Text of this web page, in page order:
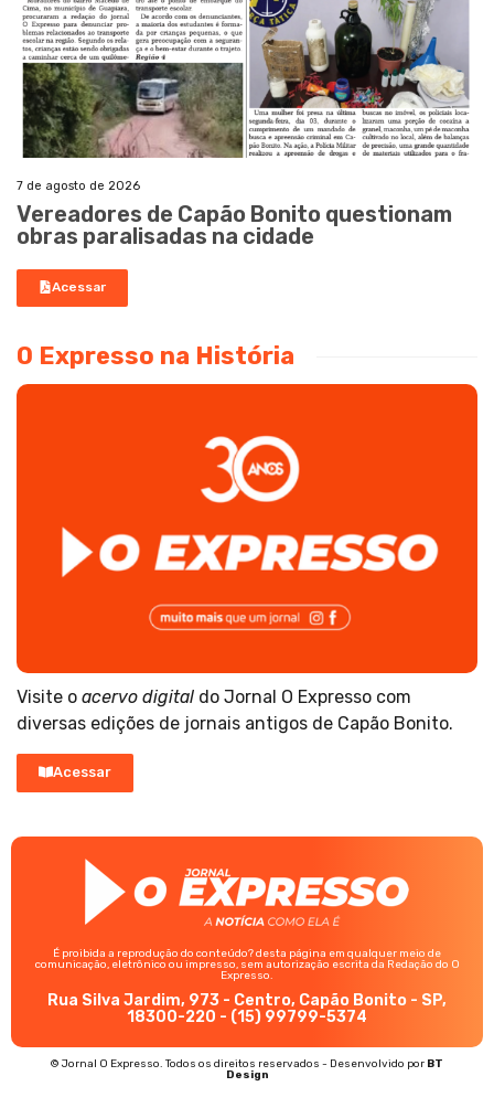
7 de agosto de 2026
Vereadores de Capão Bonito questionam
obras paralisadas na cidade
Acessar
O Expresso na História
Visite o acervo digital do Jornal O Expresso com
diversas edições de jornais antigos de Capão Bonito.
Acessar
É proibida a reprodução do conteúdo? desta página em qualquer meio de
comunicação, eletrônico ou impresso, sem autorização escrita da Redação do O
Expresso.
Rua Silva Jardim, 973 - Centro, Capão Bonito - SP,
18300-220 - (15) 99799-5374
© Jornal O Expresso. Todos os direitos reservados - Desenvolvido por BT
Design